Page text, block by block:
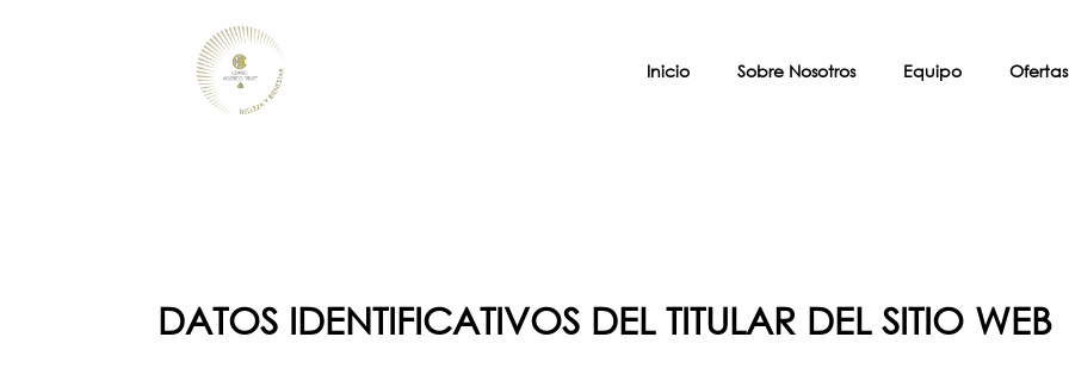
Inicio Sobre Nosotros Equipo Ofertas
DATOS IDENTIFICATIVOS DEL TITULAR DEL SITIO WEB